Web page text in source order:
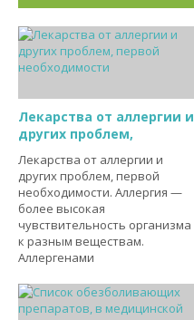
Лекарства от аллергии и
других проблем,
Лекарства от аллергии и
других проблем, первой
необходимости. Аллергия —
более высокая
чувствительность организма
к разным веществам.
Аллергенами